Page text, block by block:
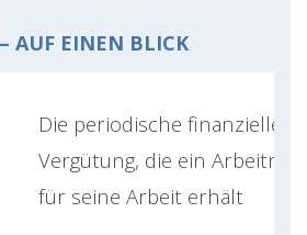
– AUF EINEN BLICK
Die periodische finanzielle
Vergütung, die ein
für seine Arbeit erhält